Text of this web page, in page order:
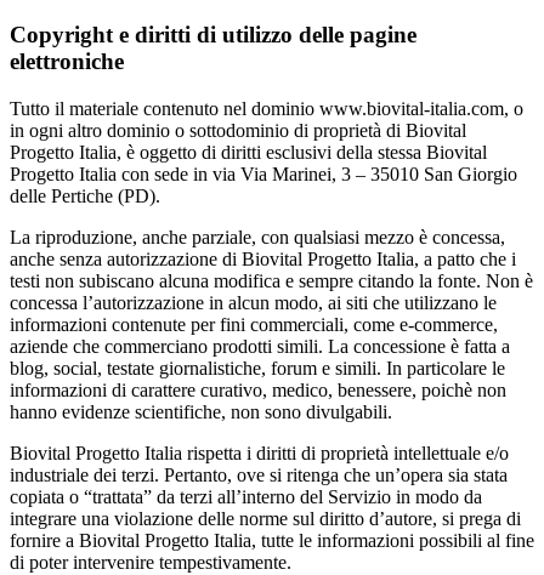
Copyright e diritti di utilizzo delle pagine
elettroniche
Tutto il materiale contenuto nel dominio www.biovital-italia.com, o
in ogni altro dominio o sottodominio di proprietà di Biovital
Progetto Italia, è oggetto di diritti esclusivi della stessa Biovital
Progetto Italia con sede in via Via Marinei, 3 – 35010 San Giorgio
delle Pertiche (PD).
La riproduzione, anche parziale, con qualsiasi mezzo è concessa,
anche senza autorizzazione di Biovital Progetto Italia, a patto che i
testi non subiscano alcuna modifica e sempre citando la fonte. Non è
concessa l’autorizzazione in alcun modo, ai siti che utilizzano le
informazioni contenute per fini commerciali, come e-commerce,
aziende che commerciano prodotti simili. La concessione è fatta a
blog, social, testate giornalistiche, forum e simili. In particolare le
informazioni di carattere curativo, medico, benessere, poichè non
hanno evidenze scientifiche, non sono divulgabili.
Biovital Progetto Italia rispetta i diritti di proprietà intellettuale e/o
industriale dei terzi. Pertanto, ove si ritenga che un’opera sia stata
copiata o “trattata” da terzi all’interno del Servizio in modo da
integrare una violazione delle norme sul diritto d’autore, si prega di
fornire a Biovital Progetto Italia, tutte le informazioni possibili al fine
di poter intervenire tempestivamente.